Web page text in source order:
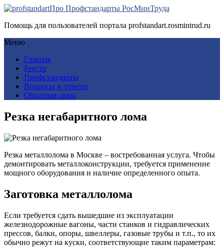
Про Профстандарты РосМинТруда
Помощь для пользователей портала profstandart.rosmintrud.ru
Меню
Главная
Реестр
Профстандарты
Вопросы и ответы
Обратная связь
Резка негабаритного лома
Резка металлолома в Москве – востребованная услуга. Чтобы
демонтировать металлоконструкции, требуется применение
мощного оборудования и наличие определенного опыта.
Заготовка металлолома
Если требуется сдать вышедшие из эксплуатации
железнодорожные вагоны, части станков и гидравлических
прессов, балки, опоры, швеллеры, газовые трубы и т.п., то их
обычно режут на куски, соответствующие таким параметрам: